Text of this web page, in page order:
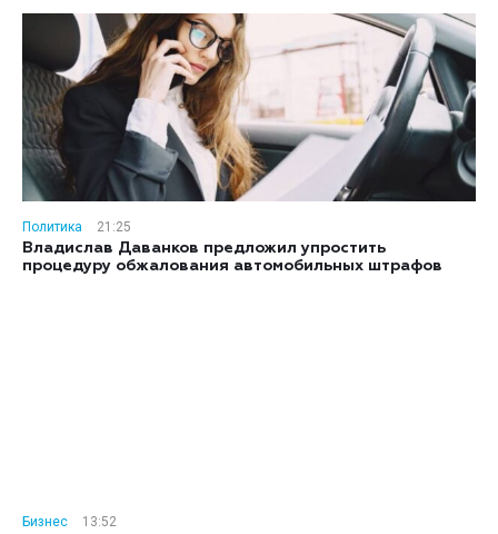
Политика
21:25
Владислав Даванков предложил упростить
процедуру обжалования автомобильных штрафов
Бизнес
13:52